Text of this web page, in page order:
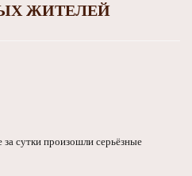
ЖИТЕЛЕЙ